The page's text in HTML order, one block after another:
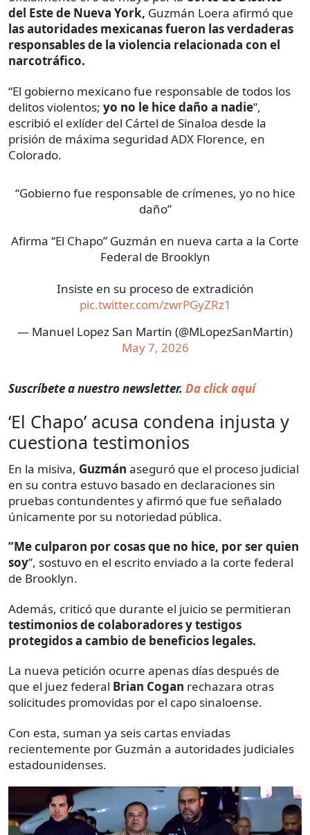
del Este de Nueva York, Guzmán Loera afirmó que
las autoridades mexicanas fueron las verdaderas
responsables de la violencia relacionada con el
narcotráfico.
“El gobierno mexicano fue responsable de todos los
delitos violentos; yo no le hice daño a nadie”,
escribió el exlíder del Cártel de Sinaloa desde la
prisión de máxima seguridad ADX Florence, en
Colorado.
“Gobierno fue responsable de crímenes, yo no hice
daño”
Afirma “El Chapo” Guzmán en nueva carta a la Corte
Federal de Brooklyn
Insiste en su proceso de extradición
pic.twitter.com/zwrPGyZRz1
— Manuel Lopez San Martin (@MLopezSanMartin)
May 7, 2026
Suscríbete a nuestro newsletter. Da click aquí
‘El Chapo’ acusa condena injusta y
cuestiona testimonios
En la misiva, Guzmán aseguró que el proceso judicial
en su contra estuvo basado en declaraciones sin
pruebas contundentes y afirmó que fue señalado
únicamente por su notoriedad pública.
“Me culparon por cosas que no hice, por ser quien
soy”, sostuvo en el escrito enviado a la corte federal
de Brooklyn.
Además, criticó que durante el juicio se permitieran
testimonios de colaboradores y testigos
protegidos a cambio de beneficios legales.
La nueva petición ocurre apenas días después de
que el juez federal Brian Cogan rechazara otras
solicitudes promovidas por el capo sinaloense.
Con esta, suman ya seis cartas enviadas
recientemente por Guzmán a autoridades judiciales
estadounidenses.